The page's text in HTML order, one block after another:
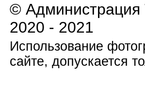
© Администрация
2020 - 2021
Использование
сайте, допускается